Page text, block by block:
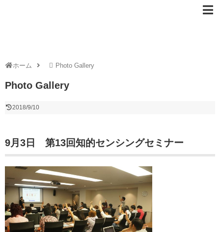
ホーム Photo Gallery
Photo Gallery
2018/9/10
9月3日 第13回知的センシングセミナー